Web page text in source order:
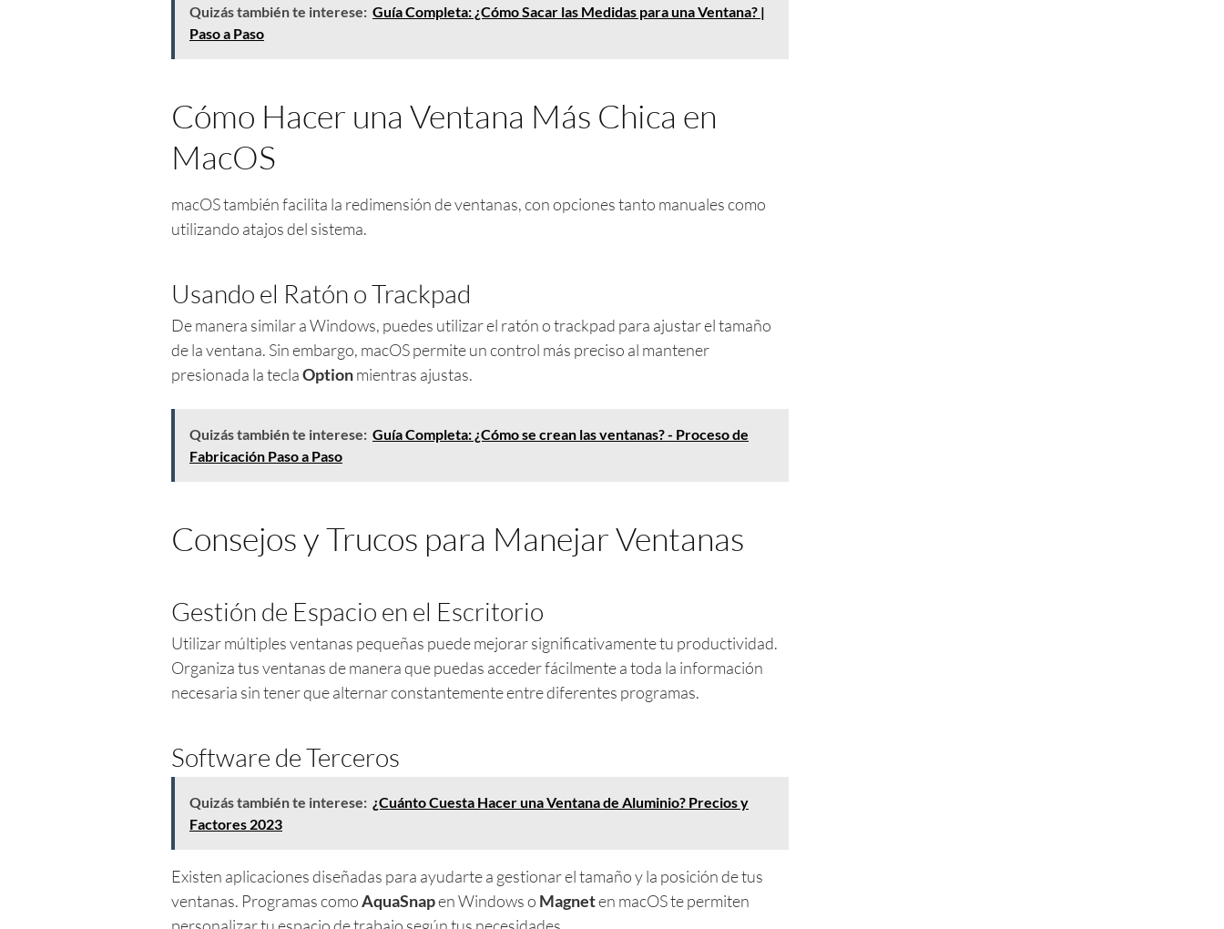
Quizás también te interese: Guía Completa: ¿Cómo Sacar las Medidas para una Ventana? |
Paso a Paso
Cómo Hacer una Ventana Más Chica en
MacOS
macOS también facilita la redimensión de ventanas, con opciones tanto manuales como
utilizando atajos del sistema.
Usando el Ratón o Trackpad
De manera similar a Windows, puedes utilizar el ratón o trackpad para ajustar el tamaño
de la ventana. Sin embargo, macOS permite un control más preciso al mantener
presionada la teclaOptionmientras ajustas.
Quizás también te interese: Guía Completa: ¿Cómo se crean las ventanas? - Proceso de
Fabricación Paso a Paso
Consejos y Trucos para Manejar Ventanas
Gestión de Espacio en el Escritorio
Utilizar múltiples ventanas pequeñas puede mejorar significativamente tu productividad.
Organiza tus ventanas de manera que puedas acceder fácilmente a toda la información
necesaria sin tener que alternar constantemente entre diferentes programas.
Software de Terceros
Quizás también te interese: ¿Cuánto Cuesta Hacer una Ventana de Aluminio? Precios y
Factores 2023
Existen aplicaciones diseñadas para ayudarte a gestionar el tamaño y la posición de tus
ventanas. Programas comoAquaSnapen Windows o Magneten macOS te permiten